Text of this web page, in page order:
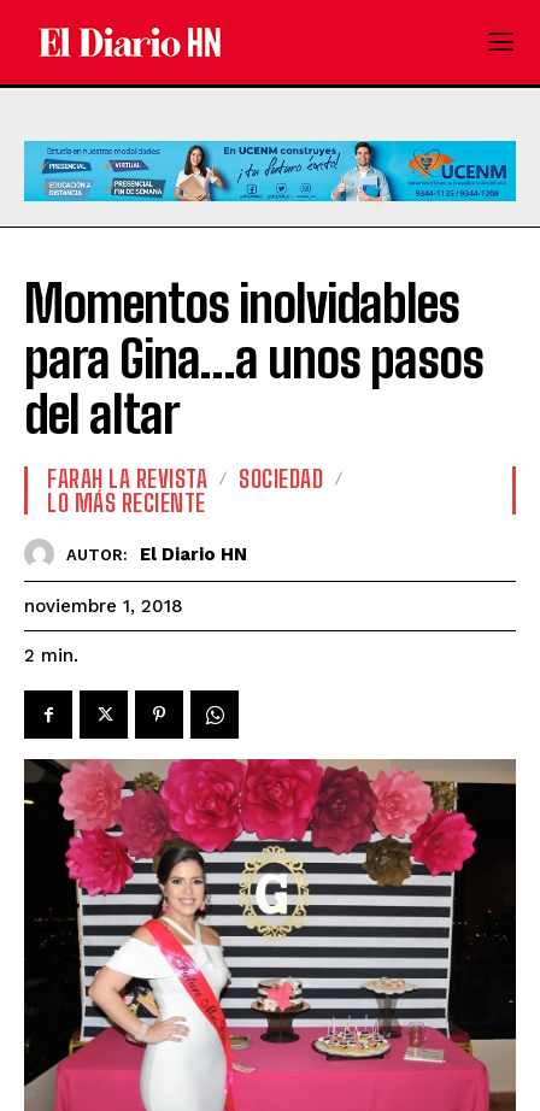
Momentos inolvidables
para Gina…a unos pasos
del altar
FARAH LA REVISTA
SOCIEDAD
LO MÁS RECIENTE
AUTOR: El Diario HN
noviembre 1, 2018
2 min.